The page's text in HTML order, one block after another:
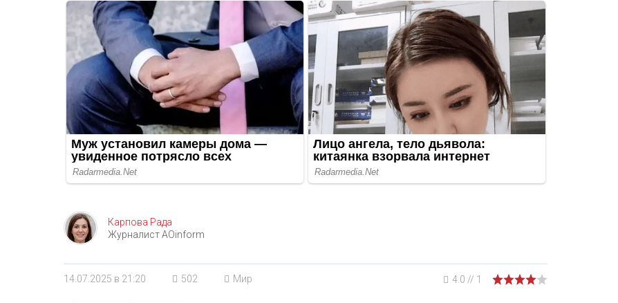
Карпова Рада
Журналист AOinform
14.07.2025 в 21:20 502 Мир 4.0 // 1